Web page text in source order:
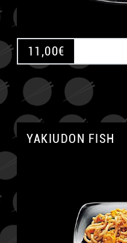
11,00€
YAKIUDON FISH